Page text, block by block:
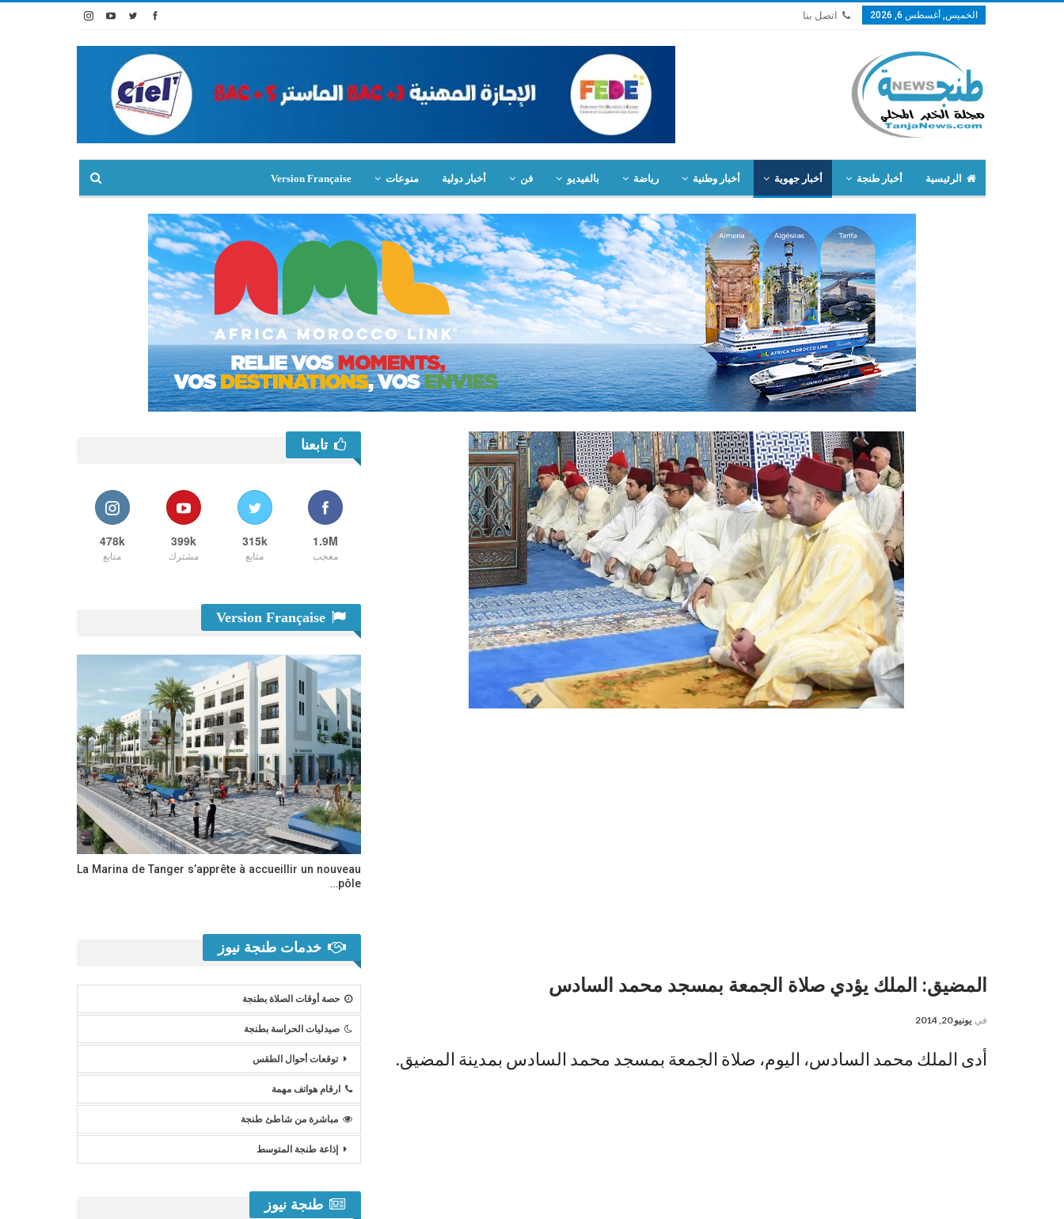
الخميس, أغسطس 6, 2026 اتصل بنا
الرئيسية أخبار طنجة أخبار جهوية أخبار وطنية رياضة بالفيديو فن أخبار دولية منوعات Version Française
المضيق: الملك يؤدي صلاة الجمعة بمسجد محمد السادس
في يونيو 20, 2014
أدى الملك محمد السادس، اليوم، صلاة الجمعة بمسجد محمد السادس بمدينة المضيق.
تابعنا
1.9M
معجب
315k
متابع
399k
مشترك
478k
متابع
La Marina de Tanger s’apprête à accueillir un nouveau
pôle…
خدمات طنجة نيوز
حصة أوقات الصلاة بطنجة
صيدليات الحراسة بطنجة
توقعات أحوال الطقس
ارقام هواتف مهمة
مباشرة من شاطئ طنجة
إذاعة طنجة المتوسط
طنجة نيوز